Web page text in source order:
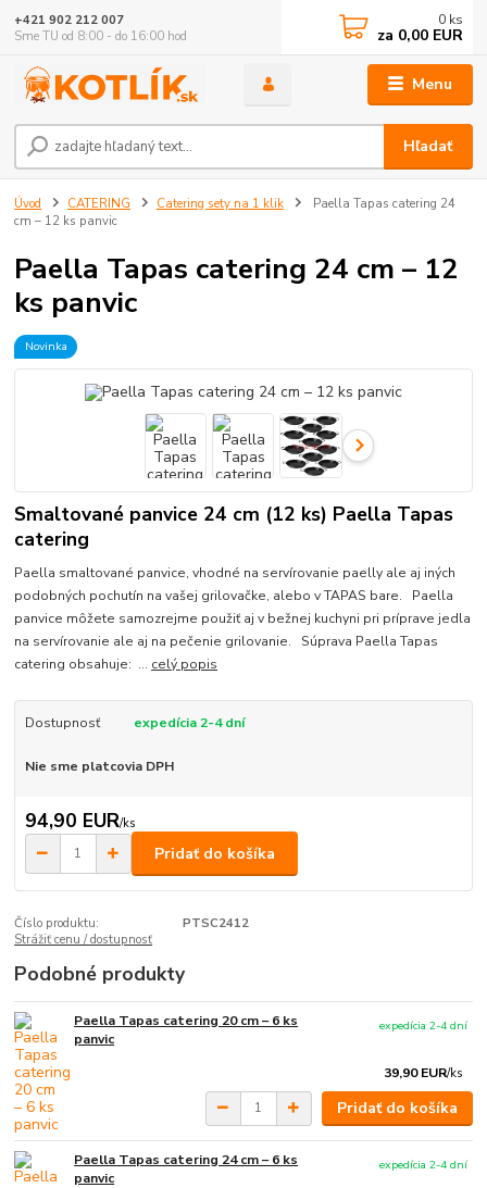
Menu
Hľadať
+421 902 212 007
Sme TU od 8:00 - do 16:00 hod
0 ks
za 0,00 EUR
Úvod CATERING Catering sety na 1 klik
Paella Tapas catering 24
cm – 12 ks panvic
Paella Tapas catering 24 cm – 12
ks panvic
Novinka
Smaltované panvice 24 cm (12 ks) Paella Tapas
catering
Paella smaltované panvice, vhodné na servírovanie paelly ale aj iných
podobných pochutín na vašej grilovačke, alebo v TAPAS bare. Paella
panvice môžete samozrejme použiť aj v bežnej kuchyni pri príprave jedla
na servírovanie ale aj na pečenie grilovanie. Súprava Paella Tapas
catering obsahuje: ... celý popis
Dostupnosť expedícia 2-4 dní
Nie sme platcovia DPH
94,90 EUR/ks
Pridať do košíka
Číslo produktu:
PTSC2412
Strážiť cenu / dostupnosť
Podobné produkty
Paella Tapas catering 20 cm – 6 ks
panvic
39,90 EUR/ks
expedícia 2-4 dní
Pridať do košíka
Paella Tapas catering 24 cm – 6 ks
panvic
expedícia 2-4 dní